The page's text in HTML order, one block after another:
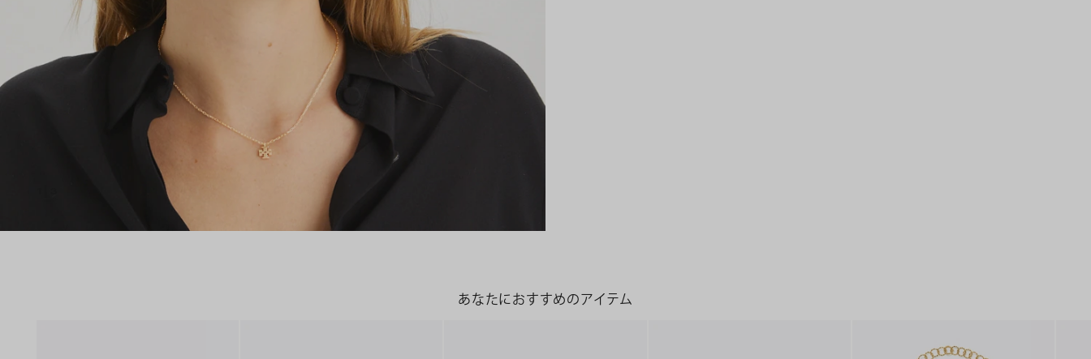
あなたにおすすめのアイテム